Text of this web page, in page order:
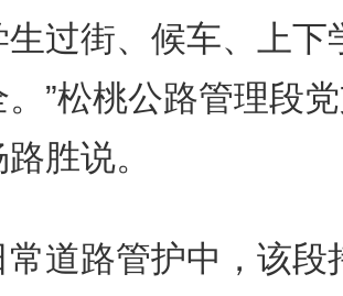
过街、候车、上下
”松桃公路管理段
胜说。
路管护中，该段